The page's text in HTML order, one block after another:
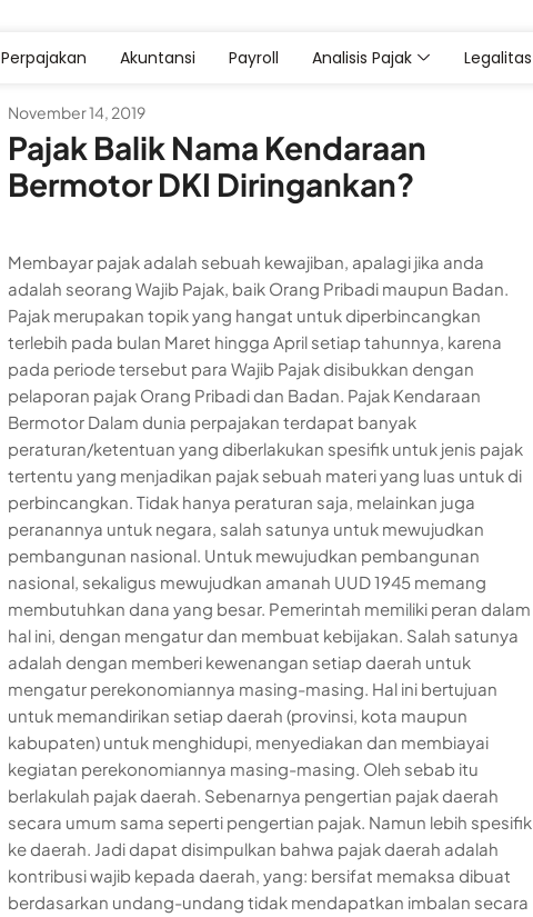
Perpajakan Akuntansi Payroll Analisis Pajak Legalitas
November 14, 2019
Pajak Balik Nama Kendaraan
Bermotor DKI Diringankan?
Membayar pajak adalah sebuah kewajiban, apalagi jika anda
adalah seorang Wajib Pajak, baik Orang Pribadi maupun Badan.
Pajak merupakan topik yang hangat untuk diperbincangkan
terlebih pada bulan Maret hingga April setiap tahunnya, karena
pada periode tersebut para Wajib Pajak disibukkan dengan
pelaporan pajak Orang Pribadi dan Badan. Pajak Kendaraan
Bermotor Dalam dunia perpajakan terdapat banyak
peraturan/ketentuan yang diberlakukan spesifik untuk jenis pajak
tertentu yang menjadikan pajak sebuah materi yang luas untuk di
perbincangkan. Tidak hanya peraturan saja, melainkan juga
peranannya untuk negara, salah satunya untuk mewujudkan
pembangunan nasional. Untuk mewujudkan pembangunan
nasional, sekaligus mewujudkan amanah UUD 1945 memang
membutuhkan dana yang besar. Pemerintah memiliki peran dalam
hal ini, dengan mengatur dan membuat kebijakan. Salah satunya
adalah dengan memberi kewenangan setiap daerah untuk
mengatur perekonomiannya masing-masing. Hal ini bertujuan
untuk memandirikan setiap daerah (provinsi, kota maupun
kabupaten) untuk menghidupi, menyediakan dan membiayai
kegiatan perekonomiannya masing-masing. Oleh sebab itu
berlakulah pajak daerah. Sebenarnya pengertian pajak daerah
secara umum sama seperti pengertian pajak. Namun lebih spesifik
ke daerah. Jadi dapat disimpulkan bahwa pajak daerah adalah
kontribusi wajib kepada daerah, yang: bersifat memaksa dibuat
berdasarkan undang-undang tidak mendapatkan imbalan secara